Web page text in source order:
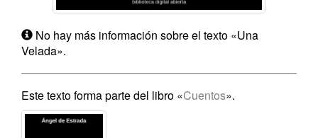
No hay más información sobre el texto «Una
Velada».
Este texto forma parte del libro «Cuentos».